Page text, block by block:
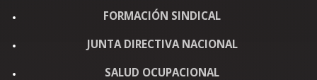
FORMACIÓN SINDICAL
JUNTA DIRECTIVA NACIONAL
SALUD OCUPACIONAL